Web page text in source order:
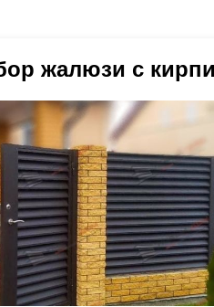
жалюзи с